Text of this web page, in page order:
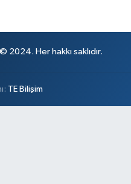
2024. Her hakkı saklıdır.
TE Bilişim